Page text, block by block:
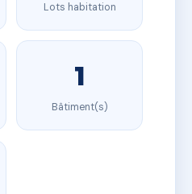
Lots habitation
1
Bâtiment(s)